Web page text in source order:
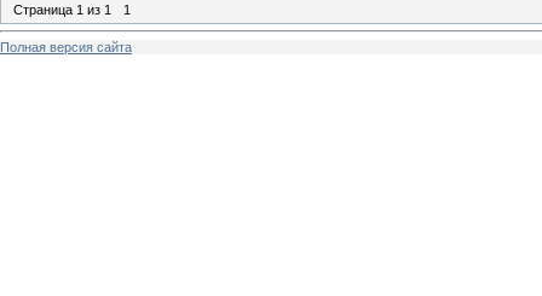
Страница 1 из 1 1
Полная версия сайта